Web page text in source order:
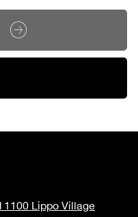
1100 Lippo Village